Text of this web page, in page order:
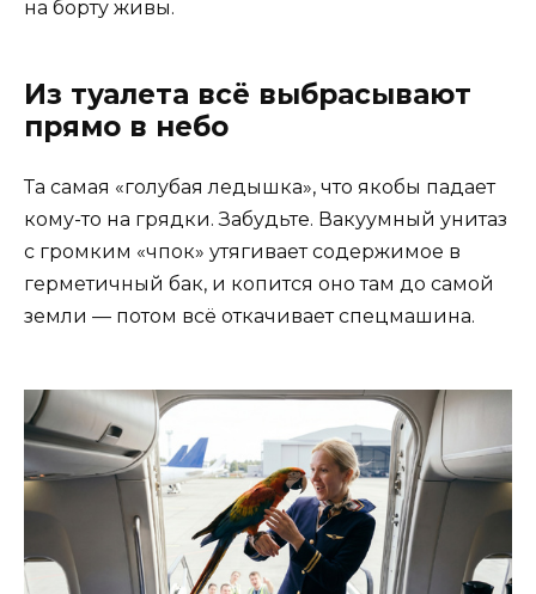
на борту живы.
Из туалета всё выбрасывают
прямо в небо
Та самая «голубая ледышка», что якобы падает
кому-то на грядки. Забудьте. Вакуумный унитаз
с громким «чпок» утягивает содержимое в
герметичный бак, и копится оно там до самой
земли — потом всё откачивает спецмашина.